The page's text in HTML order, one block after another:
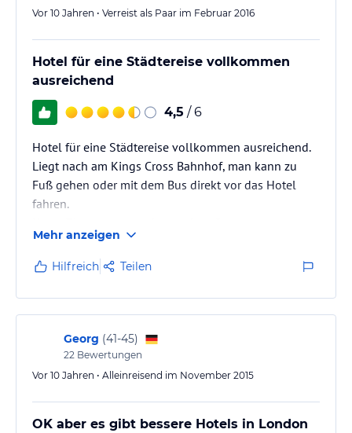
Vor 10 Jahren • Verreist als Paar im Februar 2016
Hotel für eine Städtereise vollkommen
ausreichend
4,5 / 6
Hotel für eine Städtereise vollkommen ausreichend.
Liegt nach am Kings Cross Bahnhof, man kann zu
Fuß gehen oder mit dem Bus direkt vor das Hotel
fahren.
Das Frühstücksbuffet ist ausreichend, neben dem
"typisch" englischen Frühstück gab es auch Toast,
Müsli und frischen Obstsalat.
Abends kann man im Hotel essen. Die Preise sind
nicht übertrieben hoch, sondern für Londoner
Verhältnisse normal.
Kritikpunkt: hatten ein Zimmer an der Straße. Mit
Ohropax aber kein Problem.…
Mehr anzeigen
Hilfreich Teilen
Georg (41-45)
22 Bewertungen
Vor 10 Jahren • Alleinreisend im November 2015
OK aber es gibt bessere Hotels in London